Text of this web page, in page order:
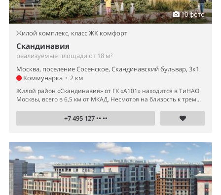
10 фото
Жилой комплекс, класс ЖК комфорт
Скандинавия
реализуемые площади от 18 м²
Москва, поселение Сосенское, Скандинавский бульвар, 3к1
Коммунарка • 2 км
Жилой район «Скандинавия» от ГК «А101» находится в ТиНАО
Москвы, всего в 6,5 км от МКАД. Несмотря на близость к трем...
+7 495 127 •• ••